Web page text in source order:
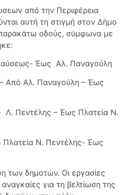
από την Περιφέρεια
αυτή τη στιγμή στον Δήμο
οδούς, σύμφωνα με
Έως Αλ. Παναγούλη
Από Αλ. Παναγούλη – Έως
Πεντέλης – Έως Πλατεία Ν.
Ν. Πεντέλης- Έως
των δημοτών. Οι εργασίες
για τη βελτίωση της